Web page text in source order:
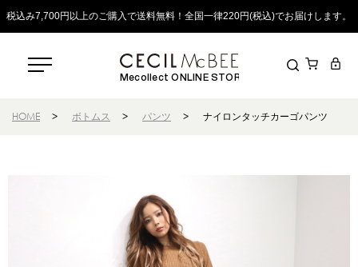
税込み7,700円以上のご購入で送料無料！全国一律220円(税込)でお届けします。
Mecollect ONLINE STORE
HOME > ボトムス > パンツ > ナイロンタッチカーゴパンツ